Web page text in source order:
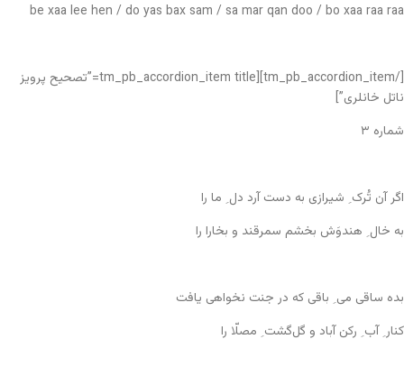
be xaa lee hen / do yas bax sam / sa mar qan doo / bo xaa raa raa
[/tm_pb_accordion_item][tm_pb_accordion_item title=”تصحیح پرویز
ناتل خانلری”]
شماره ۳
اگر آن تُرک ِ شیرازی به دست آرد دل ِ ما را
به خال ِ هندوَش بخشم سمرقند و بخارا را
بده ساقی می ِ باقی که در جنت نخواهی یافت
کنار ِ آب ِ رکن آباد و گل‌گشت ِ مصلّا را